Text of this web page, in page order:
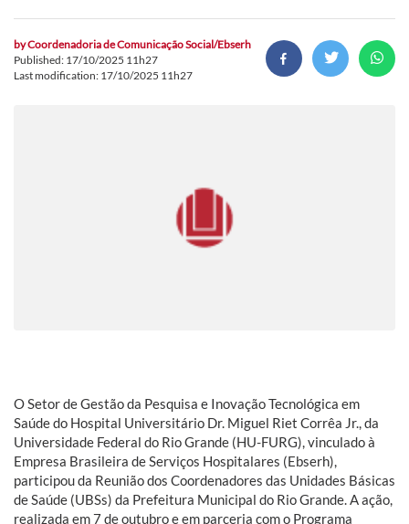
byCoordenadoria de Comunicação Social/Ebserh
Published: 17/10/2025 11h27
Last modification: 17/10/2025 11h27
O Setor de Gestão da Pesquisa e Inovação Tecnológica em
Saúde do Hospital Universitário Dr. Miguel Riet Corrêa Jr., da
Universidade Federal do Rio Grande (HU-FURG), vinculado à
Empresa Brasileira de Serviços Hospitalares (Ebserh),
participou da Reunião dos Coordenadores das Unidades Básicas
de Saúde (UBSs) da Prefeitura Municipal do Rio Grande. A ação,
realizada em 7 de outubro e em parceria com o Programa